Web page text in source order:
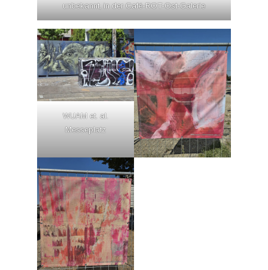
unbekannt, in der Café-ROT-Ost-Galerie
WUAM et. al.
Messeplatz